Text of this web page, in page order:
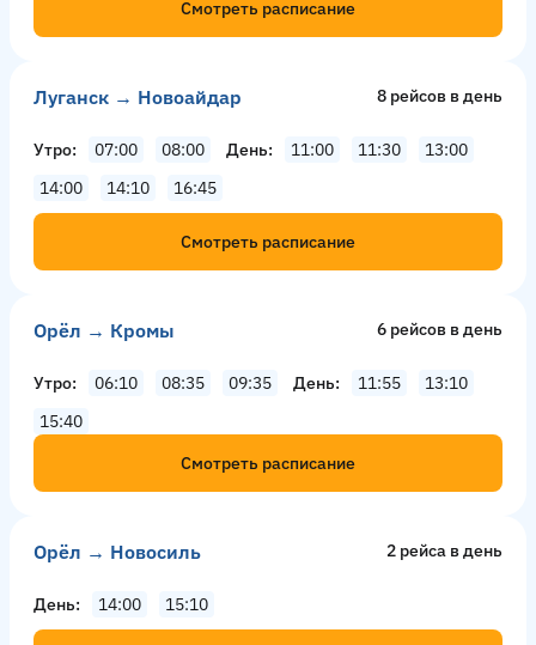
Смотреть расписание
Луганск → Новоайдар 8 рейсов в день
Утро 07:00 08:00 День 11:00 11:30
13:00
14:00
14:10 16:45
Смотреть расписание
Орёл → Кромы 6 рейсов в день
Утро 06:10 08:35 09:35 День 11:55
13:10
15:40
Смотреть расписание
Орёл → Новосиль 2 рейсa в день
День 14:00 15:10